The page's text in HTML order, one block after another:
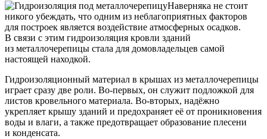
Наверняка не стоит
никого убеждать, что одним из неблагоприятных факторов
для построек является воздействие атмосферных осадков.
В связи с этим гидроизоляция кровли зданий
из металлочерепицы стала для домовладельцев самой
настоящей находкой.
Гидроизоляционный материал в крышах из металлочерепицы
играет сразу две роли. Во-первых, он служит подложкой для
листов кровельного материала. Во-вторых, надёжно
укрепляет крышу зданий и предохраняет её от проникновения
воды и влаги, а также предотвращает образование плесени
и конденсата.